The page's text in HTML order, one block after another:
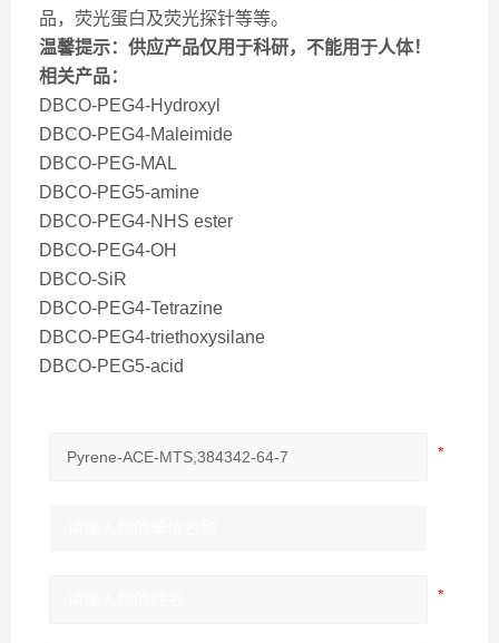
品，荧光蛋白及荧光探针等等。
温馨提示：供应产品仅用于科研，不能用于人体！
相关产品：
DBCO-PEG4-Hydroxyl
DBCO-PEG4-Maleimide
DBCO-PEG-MAL
DBCO-PEG5-amine
DBCO-PEG4-NHS ester
DBCO-PEG4-OH
DBCO-SiR
DBCO-PEG4-Tetrazine
DBCO-PEG4-triethoxysilane
DBCO-PEG5-acid